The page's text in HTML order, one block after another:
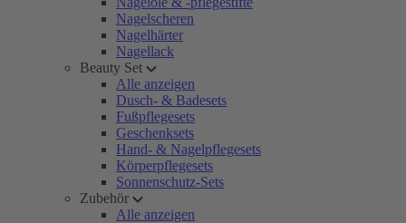
Nagelscheren
Nagelhärter
Nagellack
Beauty Set
Alle anzeigen
Dusch- & Badesets
Fußpflegesets
Geschenksets
Hand- & Nagelpflegesets
Körperpflegesets
Sonnenschutz-Sets
Zubehör
Alle anzeigen